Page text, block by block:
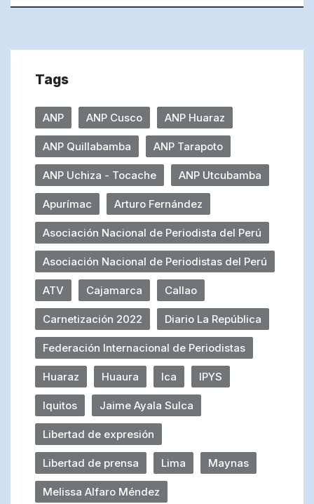
Tags
ANP ANP Cusco ANP Huaraz
ANP Quillabamba ANP Tarapoto
ANP Uchiza - Tocache ANP Utcubamba
Apurímac Arturo Fernández
Asociación Nacional de Periodista del Perú
Asociación Nacional de Periodistas del Perú
ATV Cajamarca Callao
Carnetización 2022 Diario La República
Federación Internacional de Periodistas
Huaraz Huaura Ica IPYS
Iquitos Jaime Ayala Sulca
Libertad de expresión
Libertad de prensa Lima Maynas
Melissa Alfaro Méndez